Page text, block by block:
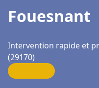
Fouesnant
Intervention rapide et
(29170)